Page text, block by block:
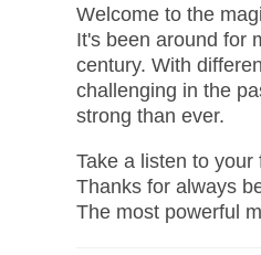
Welcome to the
It's been around for
century. With
challenging in the
strong than ever.
Take a listen to your
Thanks for always
The most powerful